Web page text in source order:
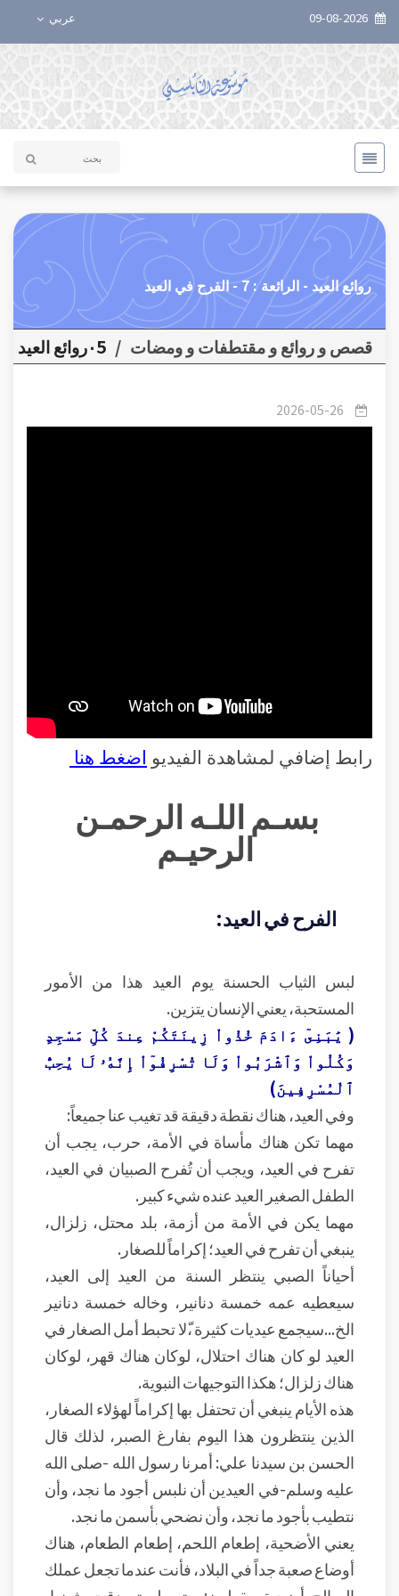
عربي
روائع العيد - الرائعة : 7 - الفرح في العيد
قصص و روائع و مقتطفات و ومضات / ٠5روائع العيد
2026-05-26
رابط إضافي لمشاهدة الفيديو اضغط هنا
بسـم اللـه الرحمـن
الرحيـم
الفرح في العيد:
لبس الثياب الحسنة يوم العيد هذا من الأمور
المستحبة، يعني الإنسان يتزين.
( يَٰبَنِىٓ ءَادَمَ خُذُواْ زِينَتَكُمْ عِندَ كُلِّ مَسْجِدٍ
وَكُلُواْ وَٱشْرَبُواْ وَلَا تُسْرِفُوٓاْ إِنَّهُۥ لَا يُحِبُّ
ٱلْمُسْرِفِينَ)
وفي العيد، هناك نقطة دقيقة قد تغيب عنا جميعاً:
مهما تكن هناك مأساة في الأمة، حرب، يجب أن
تفرح في العيد، ويجب أن تُفرح الصبيان في العيد،
الطفل الصغير العيد عنده شيء كبير.
مهما يكن في الأمة من أزمة، بلد محتل، زلزال،
ينبغي أن تفرح في العيد؛ إكراماً للصغار.
أحياناً الصبي ينتظر السنة من العيد إلى العيد،
سيعطيه عمه خمسة دنانير، وخاله خمسة دنانير
الخ...سيجمع عيديات كثيرة ،ّلا تحبط أمل الصغار في
العيد لو كان هناك احتلال، لوكان هناك قهر، لوكان
هناك زلزال؛ هكذا التوجيهات النبوية.
هذه الأيام ينبغي أن تحتفل بها إكراماً لهؤلاء الصغار،
الذين ينتظرون هذا اليوم بفارغ الصبر، لذلك قال
الحسن بن سيدنا علي: أمرنا رسول الله -صلى الله
عليه وسلم-في العيدين أن نلبس أجود ما نجد، وأن
نتطيب بأجود ما نجد، وأن نضحي بأسمن ما نجد.
يعني الأضحية، إطعام اللحم، إطعام الطعام، هناك
أوضاع صعبة جداً في البلاد، فأنت عندما تجعل عملك